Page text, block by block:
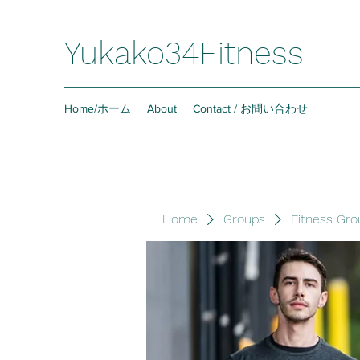
Yukako34Fitness
Home/ホーム About Contact / お問い合わせ
Home Groups Fitness